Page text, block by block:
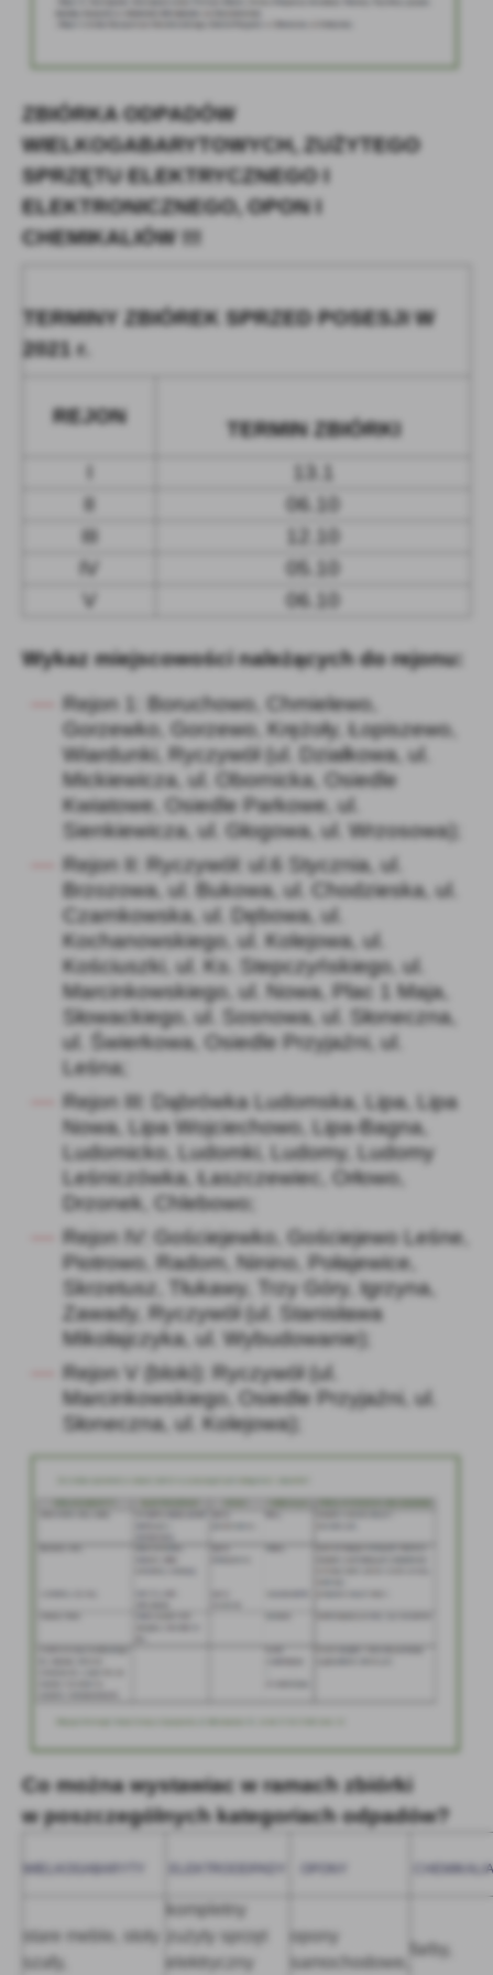
ZBIÓRKA ODPADÓW
WIELKOGABARYTOWYCH, ZUŻYTEGO
SPRZĘTU ELEKTRYCZNEGO I
ELEKTRONICZNEGO, OPON I
CHEMIKALIÓW !!!
TERMINY ZBIÓREK SPRZED POSESJI W
2021 r
REJON
TERMIN ZBIÓRKI
II
06.10
III
IV
05.10
V
06.10
Wykaz miejscowości należących do rejonu:
Rejon 1: Boruchowo, Chmielewo,
Gorzewko, Gorzewo, Krężoły, Łopiszewo,
Wiardunki, Ryczywół (ul. Działkowa, ul.
Mickiewicza, ul. Obornicka, Osiedle
Kwiatowe, Osiedle Parkowe, ul.
Sienkiewicza, ul. Głogowa, ul. Wrzosowa);
Rejon II: Ryczywół: ul.6 Stycznia, ul.
Brzozowa, ul. Bukowa, ul. Chodzieska, ul.
Czarnkowska, ul. Dębowa, ul.
Kochanowskiego, ul. Kolejowa, ul.
Kościuszki, ul. Ks. Stepczyńskiego, ul.
Marcinkowskiego, ul. Nowa, Plac 1 Maja,
Słowackiego, ul. Sosnowa, ul. Słoneczna,
ul. Świerkowa, Osiedle Przyjaźni, ul.
Leśna;
Rejon III: Dąbrówka Ludomska, Lipa, Lipa
Nowa, Lipa Wojciechowo, Lipa-Bagna,
Ludomicko, Ludomki, Ludomy, Ludomy
Leśniczówka, Łaszczewiec, Orłowo,
Drzonek, Chlebowo;
Rejon IV: Gościejewko, Gościejewo Leśne,
Piotrowo, Radom, Ninino, Połajewice,
Skrzetusz, Tłukawy, Trzy Góry, Igrzyna,
Zawady, Ryczywół (ul. Stanisława
Mikołajczyka, ul. Wybudowanie);
Rejon V (bloki): Ryczywół (ul.
Marcinkowskiego, Osiedle Przyjaźni, ul.
Słoneczna, ul. Kolejowa);
Co można wystawiac w ramach zbiórki
w poszczególnych kategoriach odpadów?
stare meble, stoły
szafy,
kompletny
zużyty sprzęt
elektryczny
opony
samochodowe,
farby,